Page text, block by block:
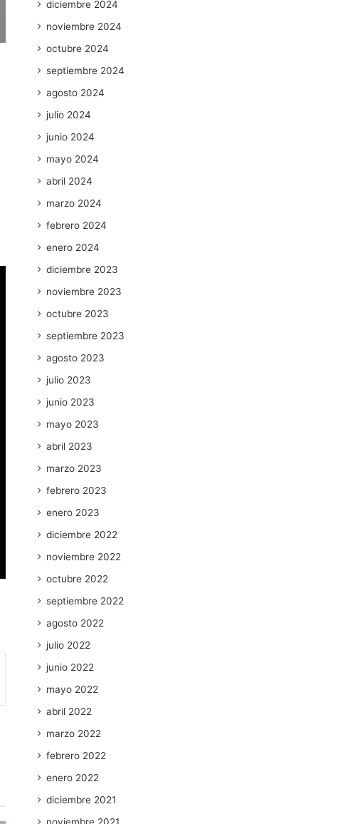
diciembre 2024
noviembre 2024
octubre 2024
septiembre 2024
agosto 2024
julio 2024
junio 2024
mayo 2024
abril 2024
marzo 2024
febrero 2024
enero 2024
diciembre 2023
noviembre 2023
octubre 2023
septiembre 2023
agosto 2023
julio 2023
junio 2023
mayo 2023
abril 2023
marzo 2023
febrero 2023
enero 2023
diciembre 2022
noviembre 2022
octubre 2022
septiembre 2022
agosto 2022
julio 2022
junio 2022
mayo 2022
abril 2022
marzo 2022
febrero 2022
enero 2022
diciembre 2021
noviembre 2021